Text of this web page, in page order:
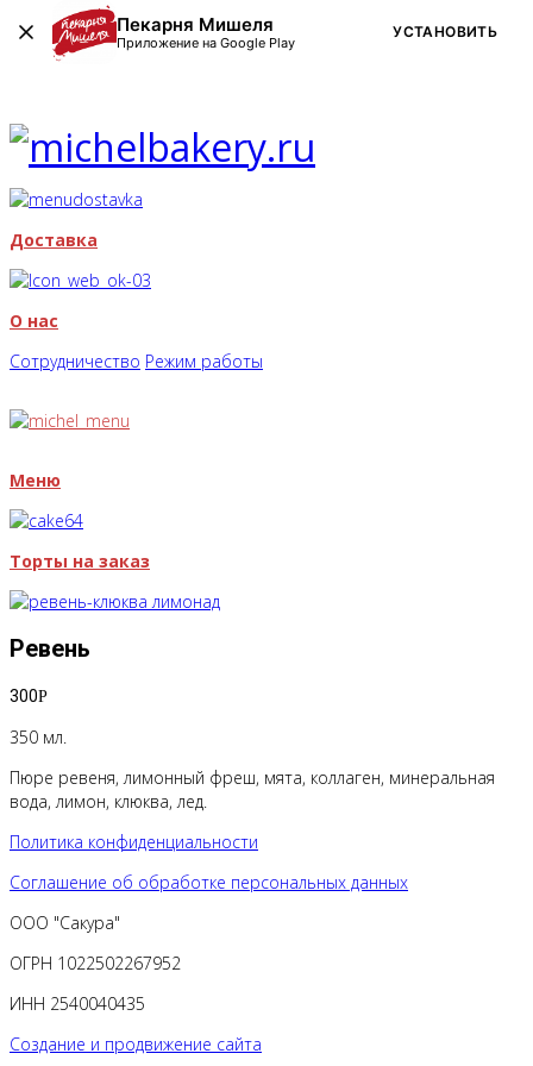
Доставка
О нас
Сотрудничество Режим работы
Меню
Торты на заказ
Ревень
300Р
350 мл.
Пюре ревеня, лимонный фреш, мята, коллаген, минеральная
вода, лимон, клюква, лед.
Политика конфиденциальности
Соглашение об обработке персональных данных
ООО "Сакура"
ОГРН 1022502267952
ИНН 2540040435
Создание и продвижение сайта
Пекарня Мишеля
Приложение на Google Play
УСТАНОВИТЬ